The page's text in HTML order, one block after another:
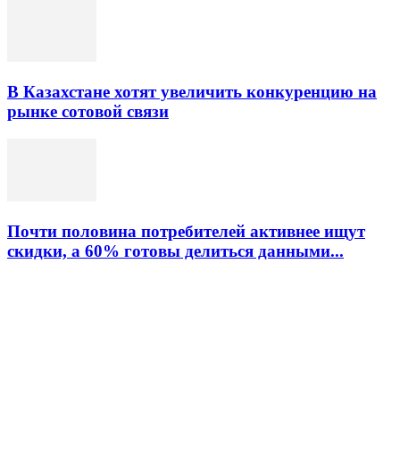
В Казахстане хотят увеличить конкуренцию на
рынке сотовой связи
Почти половина потребителей активнее ищут
скидки, а 60% готовы делиться данными...